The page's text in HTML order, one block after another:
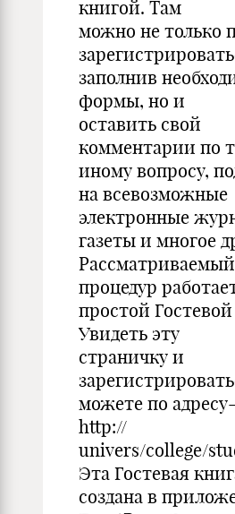
книгой. Там
можно не только
заполнив
формы, но и
оставить свой
комментарии по
иному вопросу,
на всевозможные
электронные
газеты и многое
процедур
простой
Увидеть эту
страничку и
можете по адресу-
http://
univers/college/
Эта Гостевая
создана в